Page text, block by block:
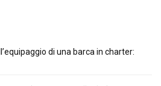
di una barca in charter: